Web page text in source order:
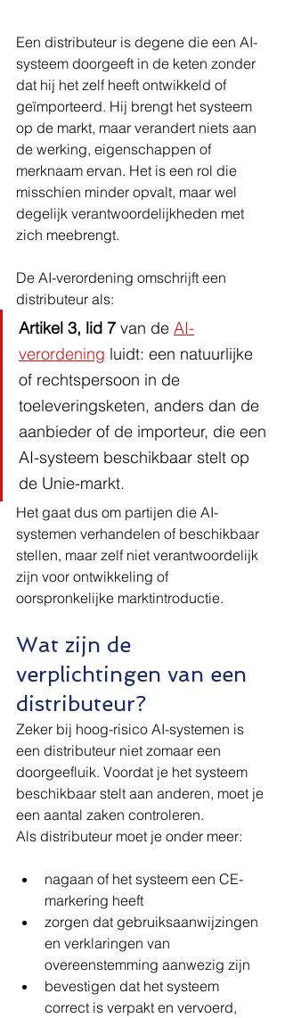
Een distributeur is degene die een AI-
systeem doorgeeft in de keten zonder
dat hij het zelf heeft ontwikkeld of
geïmporteerd. Hij brengt het systeem
op de markt, maar verandert niets aan
de werking, eigenschappen of
merknaam ervan. Het is een rol die
misschien minder opvalt, maar wel
degelijk verantwoordelijkheden met
zich meebrengt.
De AI-verordening omschrijft een
distributeur als:
Artikel 3, lid 7 van de AI-
verordening luidt: een natuurlijke
of rechtspersoon in de
toeleveringsketen, anders dan de
aanbieder of de importeur, die een
AI-systeem beschikbaar stelt op
de Unie-markt.
Het gaat dus om partijen die AI-
systemen verhandelen of beschikbaar
stellen, maar zelf niet verantwoordelijk
zijn voor ontwikkeling of
oorspronkelijke marktintroductie.
Wat zijn de
verplichtingen van een
distributeur?
Zeker bij hoog-risico AI-systemen is
een distributeur niet zomaar een
doorgeefluik. Voordat je het systeem
beschikbaar stelt aan anderen, moet je
een aantal zaken controleren.
Als distributeur moet je onder meer:
nagaan of het systeem een CE-
markering heeft
zorgen dat gebruiksaanwijzingen
en verklaringen van
overeenstemming aanwezig zijn
bevestigen dat het systeem
correct is verpakt en vervoerd,